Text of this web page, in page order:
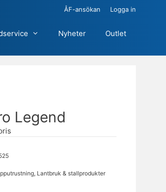
ÅF-ansökan Logga in
Nyheter Outlet
Legend
, Lantbruk & stallprodukter